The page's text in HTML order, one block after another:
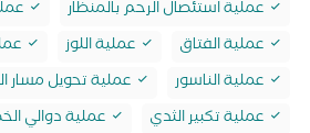
عملية استئصال الرحم بالمنظار
عملية الفتاق
عملية اللوز
عملية الناسور
عملية تحويل مسار
عملية تكبير الثدي
عملية دوالي